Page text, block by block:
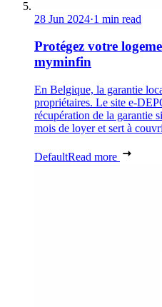
28 Jun 2024·1 min read
Protégez votre
myminfin
En Belgique, la garantie
propriétaires. Le site e-
récupération de la garantie
mois de loyer et sert à
DefaultRead more